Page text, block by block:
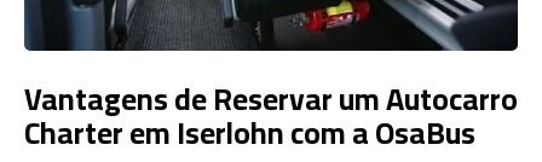
Vantagens de Reservar um Autocarro
Charter em Iserlohn com a OsaBus